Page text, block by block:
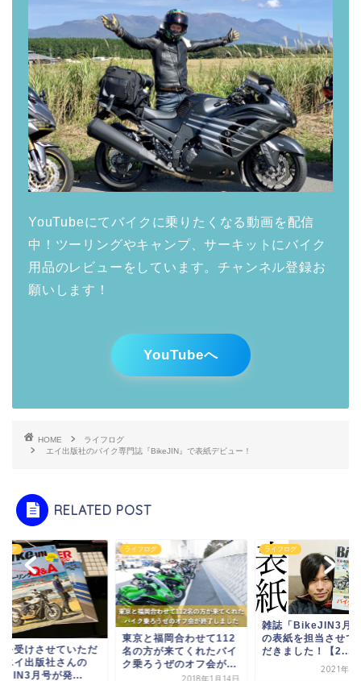
YouTubeにてバイクに乗りたくなる動画を配信
中！ツーリングやキャンプ、サーキットにバイク
用品のレビューをしています。チャンネル登録お
願いします！
YouTubeへ
HOME
ライフログ
エイ出版社のバイク専門誌『BikeJIN』で表紙デビュー！
RELATED POST
ログ
を受けさせていただ
エイ出版社さんの
月号が発...
ライフログ
東京と福岡合わせて112
名の方が来てくれたバイ
ク乗ろうぜのオフ会が...
ライフログ
雑誌「BikeJIN3月
の表紙を担当させて
だきました！【2...
2021年1